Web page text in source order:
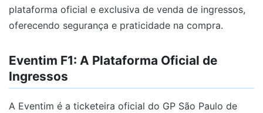
plataforma oficial e exclusiva de venda de ingressos,
oferecendo segurança e praticidade na compra.
Eventim F1: A Plataforma Oficial de
Ingressos
A Eventim é a ticketeira oficial do GP São Paulo de